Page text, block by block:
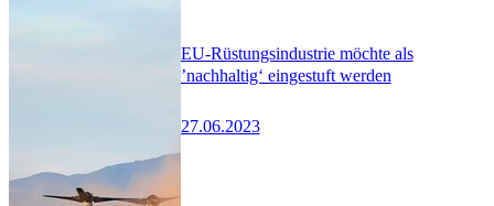
EU-Rüstungsindustrie möchte als
’nachhaltig‘ eingestuft werden
27.06.2023